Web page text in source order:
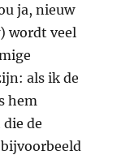
ja, nieuw
wordt veel
als ik de
hem
de